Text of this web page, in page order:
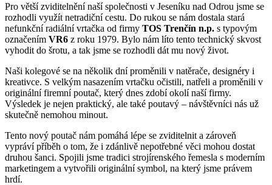
Pro větší zviditelnění naší společnosti v Jeseníku nad Odrou jsme se
rozhodli využít netradiční cestu. Do rukou se nám dostala stará
nefunkční radiální vrtačka od firmy TOS Trenčín n.p. s typovým
označením VR6 z roku 1979. Bylo nám líto tento technický skvost
vyhodit do šrotu, a tak jsme se rozhodli dát mu nový život.
Naši kolegové se na několik dní proměnili v natěrače, designéry i
kreativce. S velkým nasazením vrtačku očistili, natřeli a proměnili v
originální firemní poutač, který dnes zdobí okolí naší firmy.
Výsledek je nejen praktický, ale také poutavý – návštěvníci nás už
skutečně nemohou minout.
Tento nový poutač nám pomáhá lépe se zviditelnit a zároveň
vypráví příběh o tom, že i zdánlivě nepotřebné věci mohou dostat
druhou šanci. Spojili jsme tradici strojírenského řemesla s moderním
marketingem a vytvořili originální symbol, na který jsme právem
hrdí.